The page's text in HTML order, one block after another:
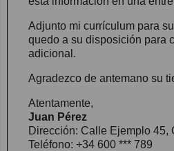
Adjunto mi currículum para
quedo a su disposición para
adicional.
Agradezco de antemano su
Atentamente,
Juan Pérez
Dirección: Calle Ejemplo 45,
Teléfono: +34 600 *** 789